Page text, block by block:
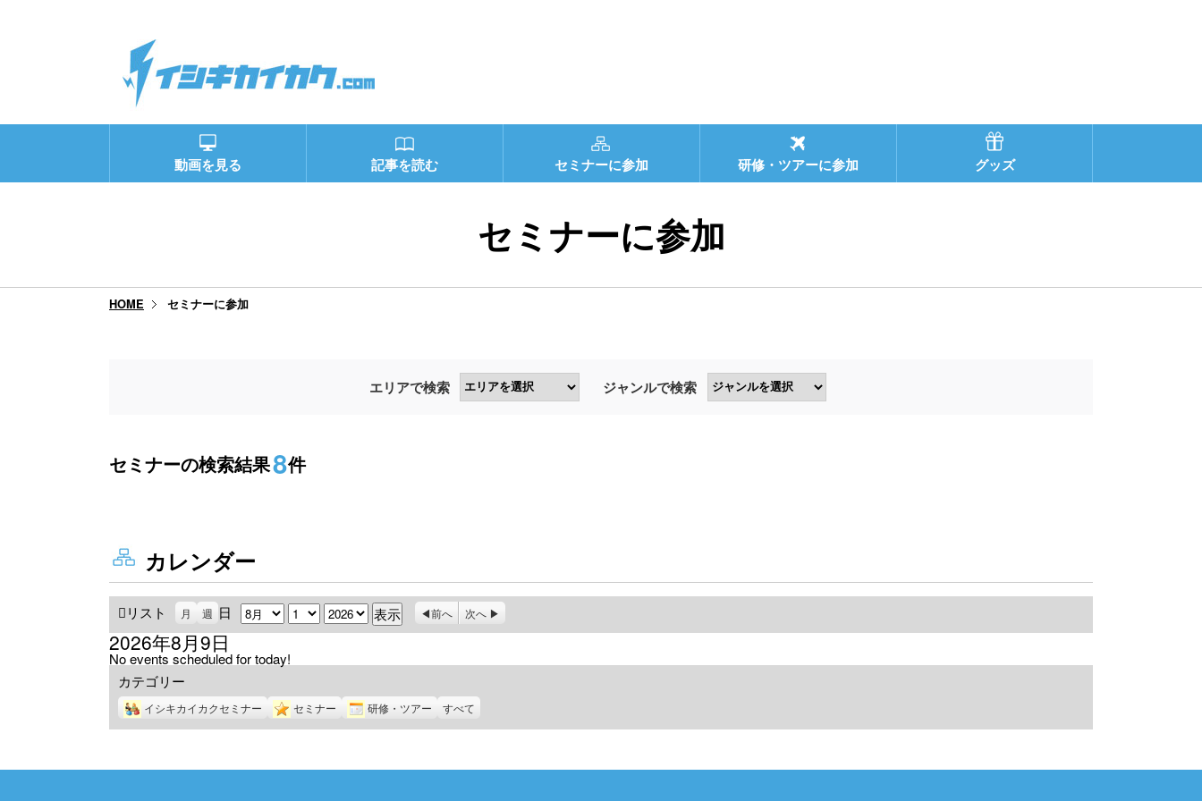
動画を見る 記事を読む セミナーに参加 研修・ツアーに参加 グッズ
セミナーに参加
HOME セミナーに参加
エリアで検索 ジャンルで検索
セミナーの検索結果8件
カレンダー
リスト
示
月 週 日 月 日 年 前へ 次へ
2026年8月9日
No events scheduled for today!
カテゴリー
イシキカイカクセミナー セミナー 研修・ツアー すべて